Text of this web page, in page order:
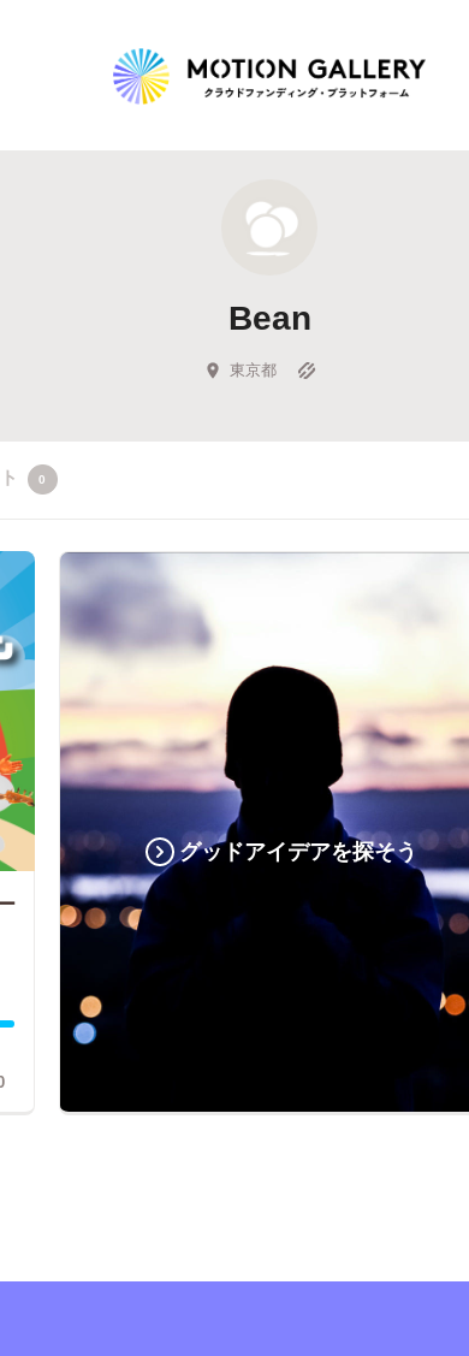
新着プロジェクト
Feature
キュレーターから探す
Bean
東京都
0
グッドアイデアを探そう